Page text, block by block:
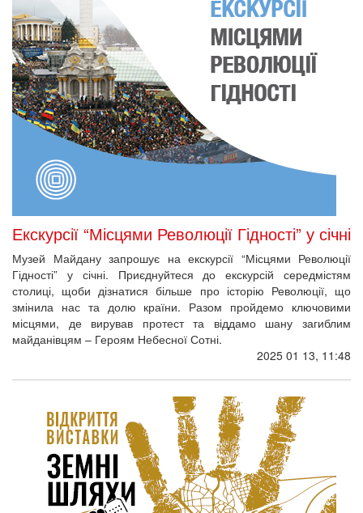
Екскурсії “Місцями Революції Гідності” у січні
Музей Майдану запрошує на екскурсії “Місцями Революції
Гідності” у січні. Приєднуйтеся до екскурсій середмістям
столиці, щоби дізнатися більше про історію Революції, що
змінила нас та долю країни. Разом пройдемо ключовими
місцями, де вирував протест та віддамо шану загиблим
майданівцям – Героям Небесної Сотні.
2025 01 13, 11:48